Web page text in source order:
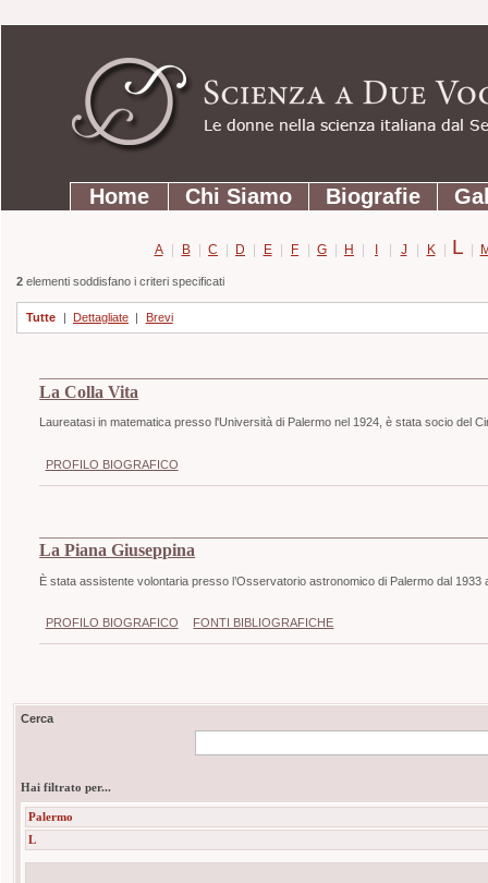
contenuti.
Strumenti
personali
SezioniHome Chi Siamo Biografie
A | B | C | D | E | F | G | H | I | J | K | L |
2elementi soddisfano i criteri specificati
Tutte | Dettagliate | Brevi
La Colla Vita
Laureatasi in matematica presso l'Università di Palermo nel 1924, è stata socio del
PROFILO BIOGRAFICO
La Piana Giuseppina
È stata assistente volontaria presso l’Osservatorio astronomico di Palermo dal 1933
PROFILO BIOGRAFICO FONTI BIBLIOGRAFICHE
Cerca
Hai filtrato per...
Palermo
L